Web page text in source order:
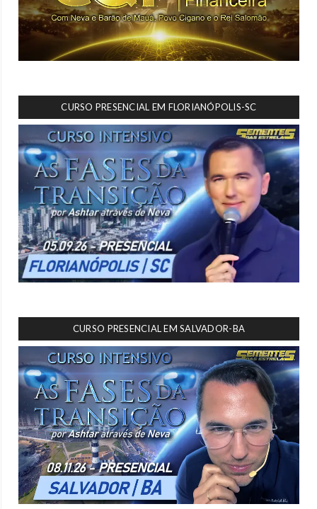
CURSO PRESENCIAL EM FLORIANÓPOLIS-SC
CURSO PRESENCIAL EM SALVADOR-BA